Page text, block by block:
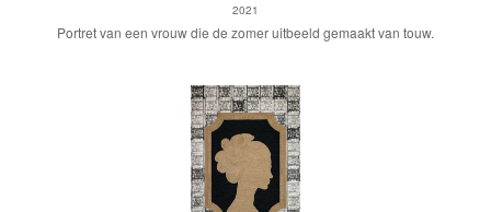
2021
Portret van een vrouw die de zomer uitbeeld gemaakt van touw.